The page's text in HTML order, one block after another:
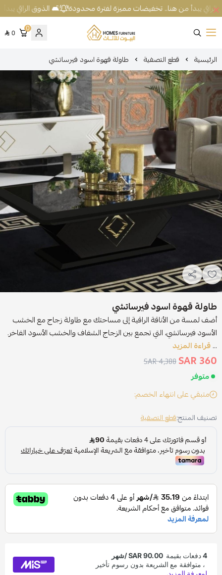
يبدأ من هنا.. تخفيضات مميزة لفترة محدودة! 🛋️ الذوق الراقي
شركة البيوت للأثاث
0
0
الرئيسية قطع التصفية طاولة قهوة اسود فيرساتشي
طاولة قهوة اسود فيرساتشي
أضف لمسة من الأناقة الراقية إلى مساحتك مع طاولة زجاج مع الخشب
الأسود فيرساتشي، التي تجمع بين الزجاج الشفاف والخشب الأسود الفاخر.
...قراءة المزيد
360 SAR
4,388 SAR
متوفر
متبقي على انتهاء الخصم:
تصنيف المنتج:قطع التصفية